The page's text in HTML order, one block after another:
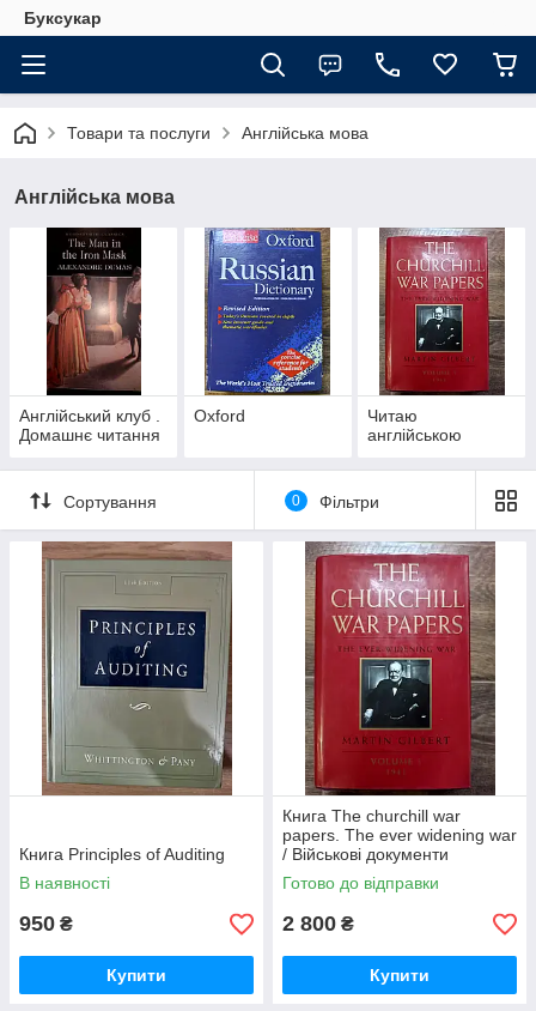
Буксукар
Товари та послуги Англійська мова
Англійська мова
Англійський клуб .
Домашнє читання
Oxford
Читаю
англійською
Сортування 0 Фільтри
Книга Principles of Auditing
В наявності
950 ₴
Купити
Книга The churchill war
papers. The ever widening war
/ Військові документи
Черчілля.
Готово до відправки
2 800 ₴
Купити